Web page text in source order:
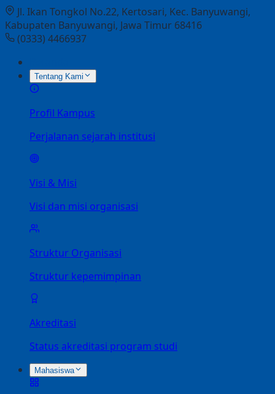
Jl. Ikan Tongkol No.22, Kertosari, Kec. Banyuwangi,
Kabupaten Banyuwangi, Jawa Timur 68416
(0333) 4466937
Tentang Kami
Profil Kampus
Perjalanan sejarah institusi
Visi & Misi
Visi dan misi organisasi
Struktur Organisasi
Struktur kepemimpinan
Akreditasi
Status akreditasi program studi
Mahasiswa